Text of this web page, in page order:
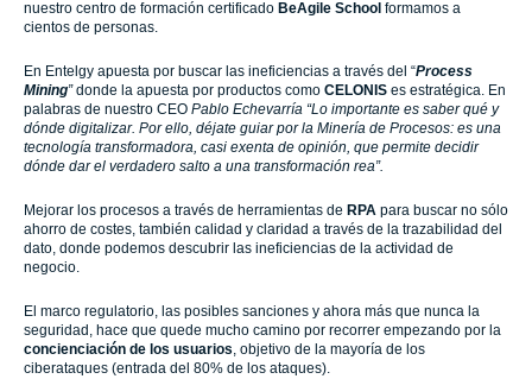
nuestro centro de formación certificado BeAgile School formamos a
cientos de personas.
En Entelgy apuesta por buscar las ineficiencias a través del “Process
Mining”donde la apuesta por productos como CELONIS es estratégica. En
palabras de nuestro CEO Pablo Echevarría “Lo importante es saber qué y
dónde digitalizar. Por ello, déjate guiar por la Minería de Procesos: es una
tecnología transformadora, casi exenta de opinión, que permite decidir
dónde dar el verdadero salto a una transformación rea”.
Mejorar los procesos a través de herramientas de RPA para buscar no sólo
ahorro de costes, también calidad y claridad a través de la trazabilidad del
dato, donde podemos descubrir las ineficiencias de la actividad de
negocio.
El marco regulatorio, las posibles sanciones y ahora más que nunca la
seguridad, hace que quede mucho camino por recorrer empezando por la
concienciación de los usuarios, objetivo de la mayoría de los
ciberataques (entrada del 80% de los ataques).